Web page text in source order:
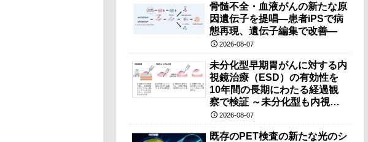
骨髄不全・血液がんの新たな原
因遺伝子を提唱―患者iPSで病
態再現、遺伝子編集で改善―
2026-08-07
未分化型早期胃がんに対する内
視鏡治療（ESD）の有効性を
10年間の長期にわたる経過観
察で検証 ～未分化型も内視鏡
治療で胃の温存が可能～
2026-08-07
既存のPET検査の新たな光のシ